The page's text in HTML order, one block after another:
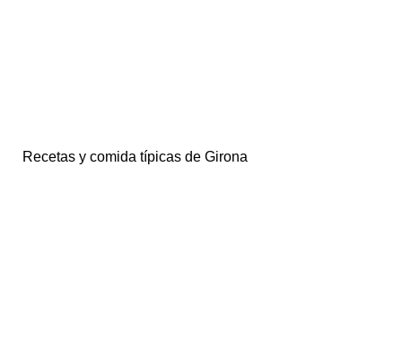
Recetas y comida típicas de Girona